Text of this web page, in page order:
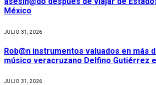
México
JULIO 31, 2026
Rob@n instrumentos valuados en más
músico veracruzano Delfino Gutiérrez
JULIO 31, 2026